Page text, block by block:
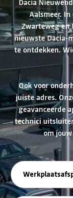
Dacia
Aalsmeer.
Zwarteweg en
nieuwste Dacia-
te ontdekken.
Ook voor
juiste adres.
geavanceerde
technici
om